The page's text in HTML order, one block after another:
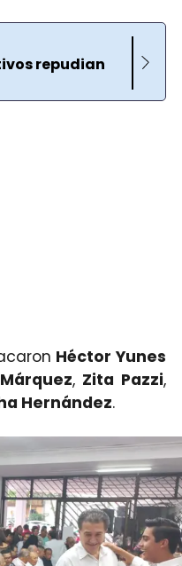
repudian
Héctor Yunes
, Zita Pazzi,
Hernández.